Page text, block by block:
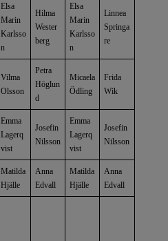
Elsa
Marin
Karlsso
n
Hilma
Wester
berg
Elsa
Marin
Karlsso
n
Linnea
Springa
re
Vilma
Olsson
Petra
Höglun
d
Micaela
Ödling
Frida
Wik
Emma
Lagerq
vist
Josefin
Nilsson
Emma
Lagerq
vist
Josefin
Nilsson
Matilda
Hjälle
Anna
Edvall
Matilda
Hjälle
Anna
Edvall